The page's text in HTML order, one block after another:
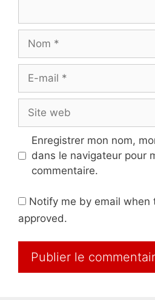
Nom
Site
web
Enregistrer mon nom,
dans le navigateur pour
commentaire.
Notify me by email when
approved.